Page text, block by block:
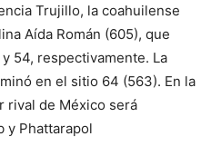
Trujillo, la coahuilense
Aída Román (605), que
54, respectivamente. La
en el sitio 64 (563). En la
rival de México será
y Phattarapol